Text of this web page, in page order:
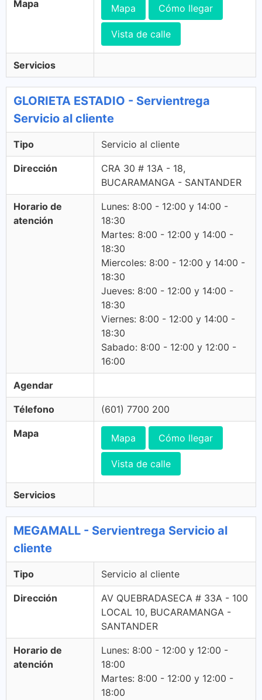
Mapa Mapa Cómo llegar
Vista de calle
Servicios
GLORIETA ESTADIO - Servientrega
Servicio al cliente
Tipo Servicio al cliente
Dirección
CRA 30 # 13A - 18,
BUCARAMANGA - SANTANDER
Horario de
atención
Lunes: 8:00 - 12:00 y 14:00 -
18:30
Martes: 8:00 - 12:00 y 14:00 -
18:30
Miercoles: 8:00 - 12:00 y 14:00 -
18:30
Jueves: 8:00 - 12:00 y 14:00 -
18:30
Viernes: 8:00 - 12:00 y 14:00 -
18:30
Sabado: 8:00 - 12:00 y 12:00 -
16:00
Agendar
Télefono (601) 7700 200
Mapa Mapa Cómo llegar
Vista de calle
Servicios
MEGAMALL - Servientrega Servicio al
cliente
Tipo Servicio al cliente
Dirección
AV QUEBRADASECA # 33A - 100
LOCAL 10, BUCARAMANGA -
SANTANDER
Horario de
atención
Lunes: 8:00 - 12:00 y 12:00 -
18:00
Martes: 8:00 - 12:00 y 12:00 -
18:00